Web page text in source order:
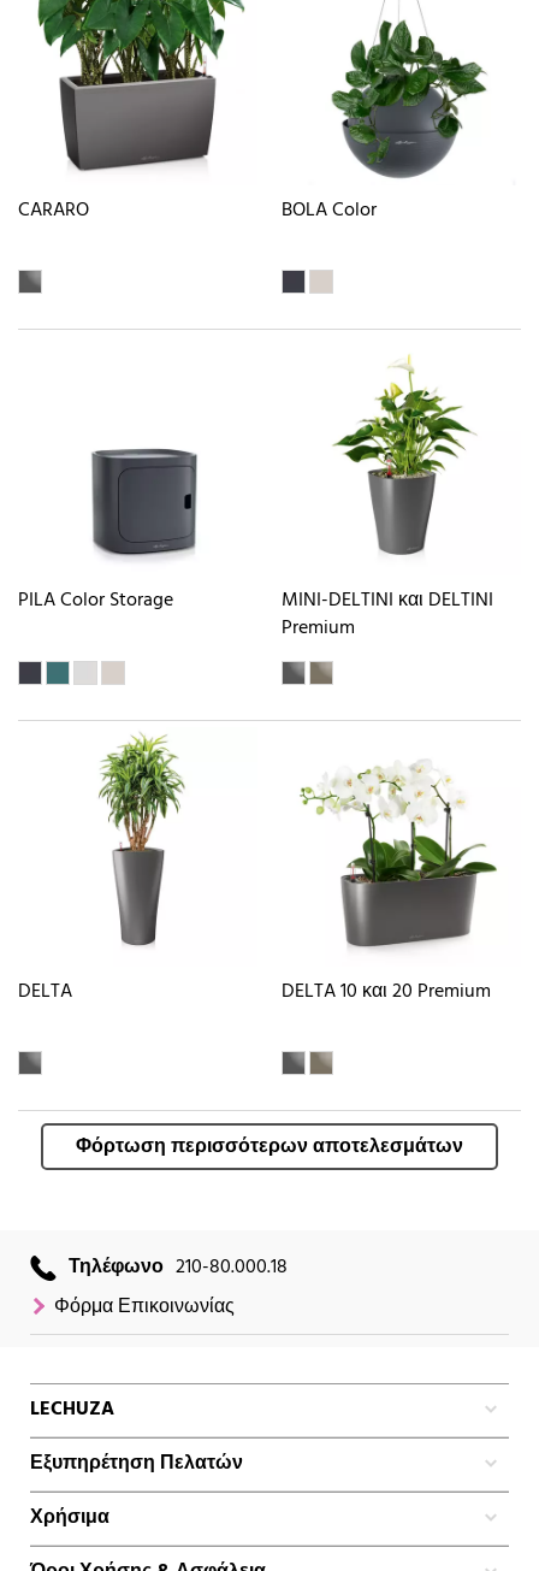
CARARO BOLA Color
PILA Color Storage
MINI-DELTINI και DELTINI
Premium
DELTA DELTA 10 και 20 Premium
Φόρτωση περισσότερων αποτελεσμάτων
Τηλέφωνο 210-80.000.18
Φόρμα Επικοινωνίας
LECHUZA
Εξυπηρέτηση Πελατών
Χρήσιμα